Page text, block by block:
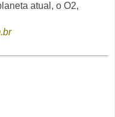
atual, o O2,